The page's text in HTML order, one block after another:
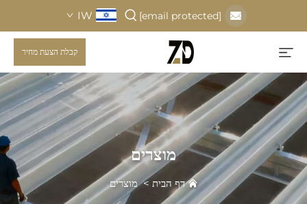
[email protected]
IW
קבלת הצעת מחיר
מוצרים
דף הבית >מוצרים